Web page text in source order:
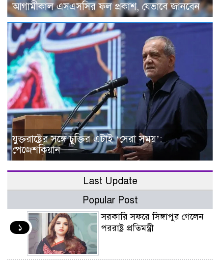
আগামীকাল এসএসসির ফল প্রকাশ, যেভাবে জানবেন
যুক্তরাষ্ট্রের সঙ্গে চুক্তির এটাই ‘সেরা সময়’:
পেজেশকিয়ান
Last Update
Popular Post
১
সরকারি সফরে সিঙ্গাপুর গেলেন
পররাষ্ট্র প্রতিমন্ত্রী